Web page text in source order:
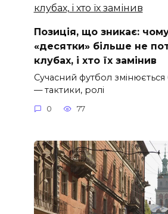
Позиція, що зникає:
«десятки» більше не
клубах, і хто їх замінив
Сучасний футбол
— тактики, ролі
0 77